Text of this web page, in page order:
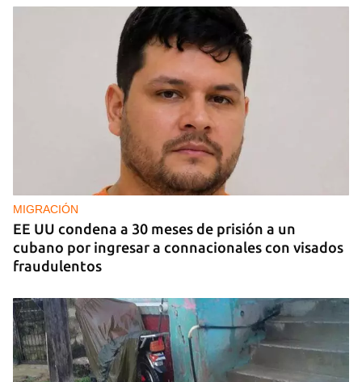
MIGRACIÓN
EE UU condena a 30 meses de prisión a un
cubano por ingresar a connacionales con visados
fraudulentos